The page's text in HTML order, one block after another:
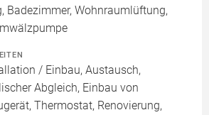
Badezimmer, Wohnraumlüftung,
/ Einbau, Austausch,
Abgleich, Einbau von
Thermostat, Renovierung,